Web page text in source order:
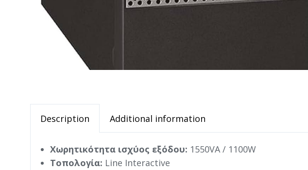
Description Additional information
Χωρητικότητα ισχύος εξόδου: 1550VA / 1100W
Τοπολογία: Line Interactive